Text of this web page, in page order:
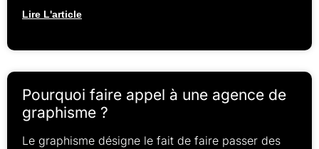
Lire L'article
Pourquoi faire appel à une agence de
graphisme ?
Le graphisme désigne le fait de faire passer des